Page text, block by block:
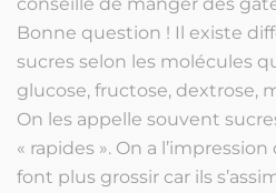
Bonne question ! Il existe
sucres selon les molécules
glucose, fructose, dextrose,
On les appelle souvent
« rapides ». On a
font plus grossir car ils